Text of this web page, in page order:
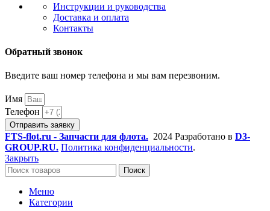
Инструкции и руководства
Доставка и оплата
Контакты
Обратный звонок
Введите ваш номер телефона и мы вам перезвоним.
Имя
Телефон
Отправить заявку
FTS-flot.ru - Запчасти для флота. 2024 Разработано в D3-
GROUP.RU. Политика конфиденциальности.
Закрыть
Поиск
Меню
Категории